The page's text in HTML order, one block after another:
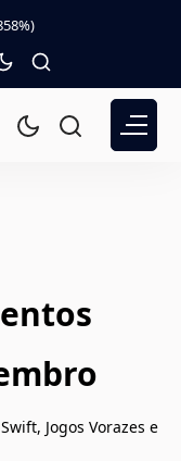
Jogos Vorazes e